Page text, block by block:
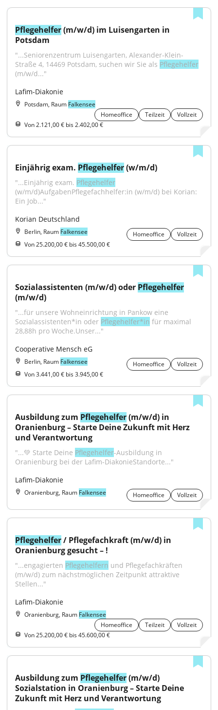
Pflegehelfer (m/w/d) im Luisengarten in
Potsdam
"...Seniorenzentrum Luisengarten, Alexander-Klein-
Straße 4, 14469 Potsdam, suchen wir Sie als Pflegehelfer
(m/w/d..."
Lafim-Diakonie
Potsdam, Raum Falkensee
Homeoffice
Teilzeit
Vollzeit
Von 2.121,00 € bis 2.402,00 €
Einjährig exam. Pflegehelfer (w/m/d)
"...Einjährig exam. Pflegehelfer
(w/m/d)AufgabenPflegefachhelfer:in (w/m/d) bei Korian:
Ein Job..."
Korian Deutschland
Berlin, Raum Falkensee Homeoffice
Vollzeit
Von 25.200,00 € bis 45.500,00 €
Sozialassistenten (m/w/d) oder Pflegehelfer
(m/w/d)
"...für unsere Wohneinrichtung in Pankow eine
Sozialassistenten*in oder Pflegehelfer*in für maximal
28,88h pro Woche.Unser..."
Cooperative Mensch eG
Berlin, Raum Falkensee Homeoffice
Vollzeit
Von 3.441,00 € bis 3.945,00 €
Ausbildung zum Pflegehelfer (m/w/d) in
Oranienburg – Starte Deine Zukunft mit Herz
und Verantwortung
"...💚 Starte Deine Pflegehelfer-Ausbildung in
Oranienburg bei der Lafim-DiakonieStandorte..."
Lafim-Diakonie
Oranienburg, Raum Falkensee Homeoffice Vollzeit
Pflegehelfer / Pflegefachkraft (m/w/d) in
Oranienburg gesucht – !
"...engagierten Pflegehelfern und Pflegefachkräften
(m/w/d) zum nächstmöglichen Zeitpunkt attraktive
Stellen..."
Lafim-Diakonie
Oranienburg, Raum Falkensee
Homeoffice
Teilzeit
Vollzeit
Von 25.200,00 € bis 45.600,00 €
Ausbildung zum Pflegehelfer (m/w/d)
Sozialstation in Oranienburg – Starte Deine
Zukunft mit Herz und Verantwortung